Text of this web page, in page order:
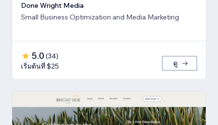
Done Wright Media
Small Business Optimization and Media Marketing
5.0 (34)
เริ่มต้นที่ $25
ดู